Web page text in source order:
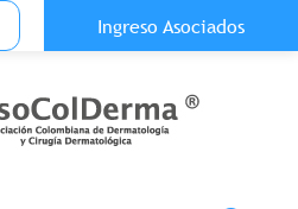
Ingreso Asociados